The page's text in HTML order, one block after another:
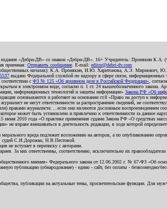
издания «Дебри-ДВ» со знаком «Дебри-ДВ». 16+ Учредитель: Пронякин
приемная: Отправить сообщение . E-mail: editor@debri-dv.com
(на общественных началах): К.А. Пронякин, И.Ю. Харитонова, А.Э.
выдано Федеральной службой по надзору в сфере связи, информационных
с ФЗ № 125 «Об архивном деле в Российской Федерации» ,
в электронном виде, согласно п. 1 ст. 24 вышеобозначенного закона.
информационных технологий и защиты информации» Закона РФ «Об
основываются и работают на основании ст.8 «Право на доступ к
не несут ответственности за распространение сведений, не
правами журналиста: ...если они являются дословным воспроизведением
может быть установлено и привлечено к ответственности за данное
2010 года «О практике применения судами Закона РФ «О средствах
не вправе вмешиваться в деятельность редакции, в ходе которой
вреда подлежит возложению на авторов, а по опубликованию
судей С.И.Дорожко, Н.В.Пестовой.
не вступает в переписку с авторами.
За них ответственны, соответственно, исключительно их
мнения» Федерального закона от 12.06.2002 г. № 67-ФЗ «Об
публикацию (обнародование) - едино - сайт, без оплаты - безвозмездно/
публикации на актуальные темы, просветительские функции. Для